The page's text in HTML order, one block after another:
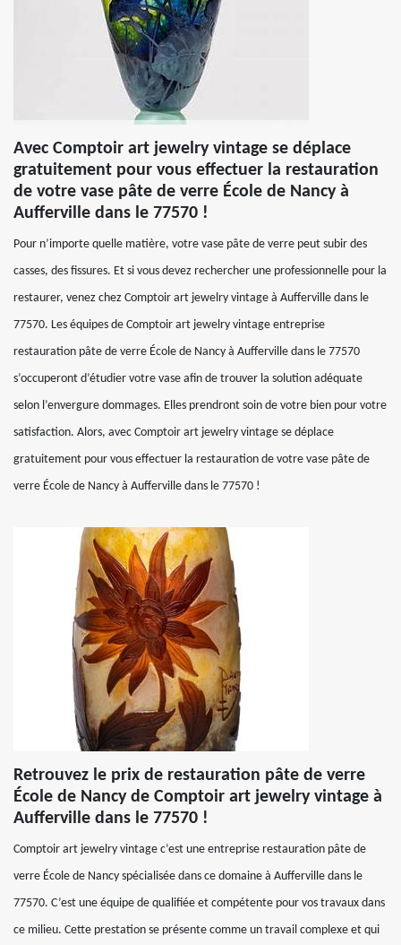
Avec Comptoir art jewelry vintage se déplace
gratuitement pour vous effectuer la restauration
de votre vase pâte de verre École de Nancy à
Aufferville dans le 77570 !
Pour n’importe quelle matière, votre vase pâte de verre peut subir des
casses, des fissures. Et si vous devez rechercher une professionnelle pour la
restaurer, venez chez Comptoir art jewelry vintage à Aufferville dans le
77570. Les équipes de Comptoir art jewelry vintage entreprise
restauration pâte de verre École de Nancy à Aufferville dans le 77570
s’occuperont d’étudier votre vase afin de trouver la solution adéquate
selon l’envergure dommages. Elles prendront soin de votre bien pour votre
satisfaction. Alors, avec Comptoir art jewelry vintage se déplace
gratuitement pour vous effectuer la restauration de votre vase pâte de
verre École de Nancy à Aufferville dans le 77570 !
Retrouvez le prix de restauration pâte de verre
École de Nancy de Comptoir art jewelry vintage à
Aufferville dans le 77570 !
Comptoir art jewelry vintage c’est une entreprise restauration pâte de
verre École de Nancy spécialisée dans ce domaine à Aufferville dans le
77570. C’est une équipe de qualifiée et compétente pour vos travaux dans
ce milieu. Cette prestation se présente comme un travail complexe et qui